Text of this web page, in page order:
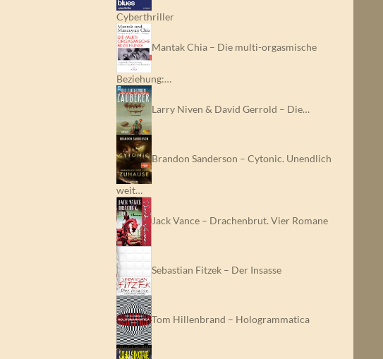
Cyberthriller
Mantak Chia – Die multi-orgasmische
Beziehung:…
Larry Niven & David Gerrold – Die…
Brandon Sanderson – Cytonic. Unendlich
weit…
Jack Vance – Drachenbrut. Vier Romane
Sebastian Fitzek – Der Insasse
Tom Hillenbrand – Hologrammatica